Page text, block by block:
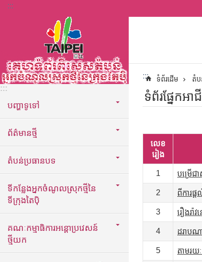
ទៅកាន់មាតិកាប្លុកមាតិកាសំខាន់
:::
:::
បញ្ហាទូទៅ
ព័ត៌មានថ្មី
តំបន់ប្រធានបទ
ទីកន្លែងអ្នកចំណូលស្រុកថ្មីនៃ
ទីក្រុងតៃប៉ិ
គណៈកម្មាធិការអន្តោប្រវេសន៍
ថ្មីយក
::: ទំព័រដើម តំប
ទំព័រផ្នែកអា
លេខ
រៀង
1 បម្រើជ
2 ពីការផ្
3 រឿងរ៉ា
4 ដរាបណ
5 តាមរយ